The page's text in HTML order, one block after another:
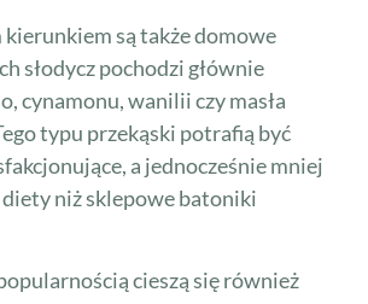
są także domowe
słodycz pochodzi głównie
cynamonu, wanilii czy masła
typu przekąski potrafią być
a jednocześnie mniej
niż sklepowe batoniki
cieszą się również